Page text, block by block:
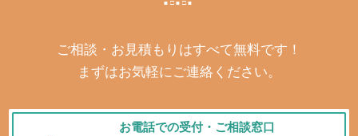
ご相談・お見積もりはすべて無料です！
まずはお気軽にご連絡ください。
お電話での受付・ご相談窓口